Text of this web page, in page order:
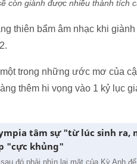
còn giành được nhiều thành tích
thiên bẩm âm nhạc khi
trong những ước mơ của
thêm hi vọng vào 1 kỷ lục
tâm sự "từ lúc sinh ra,
"cực khủng"
sau đó phải nhìn lại mặt của Kỳ